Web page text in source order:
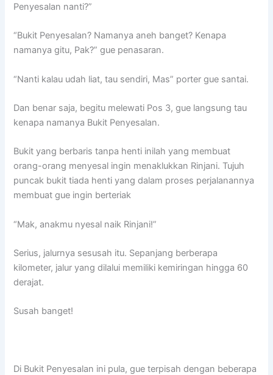
Penyesalan nanti?”
“Bukit Penyesalan? Namanya aneh banget? Kenapa
namanya gitu, Pak?” gue penasaran.
“Nanti kalau udah liat, tau sendiri, Mas” porter gue santai.
Dan benar saja, begitu melewati Pos 3, gue langsung tau
kenapa namanya Bukit Penyesalan.
Bukit yang berbaris tanpa henti inilah yang membuat
orang-orang menyesal ingin menaklukkan Rinjani. Tujuh
puncak bukit tiada henti yang dalam proses perjalanannya
membuat gue ingin berteriak
“Mak, anakmu nyesal naik Rinjani!”
Serius, jalurnya sesusah itu. Sepanjang berberapa
kilometer, jalur yang dilalui memiliki kemiringan hingga 60
derajat.
Susah banget!
Di Bukit Penyesalan ini pula, gue terpisah dengan beberapa